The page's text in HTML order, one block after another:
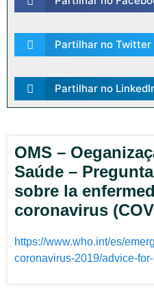
Partilhar no Twitter
Partilhar no
OMS –
Saúde –
sobre la
coronavirus
https://www.who.int/es/
coronavirus-2019/advice-